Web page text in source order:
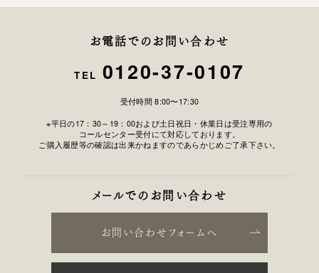
お電話でのお問い合わせ
TEL 0120-37-0107
受付時間 8:00〜17:30
※平日の17：30～19：00および土日祝日・休業日は受注専用の
コールセンター受付にて対応しております。
ご購入履歴等の確認は出来かねますのであらかじめご了承下さい。
メールでのお問い合わせ
お問い合わせフォームへ